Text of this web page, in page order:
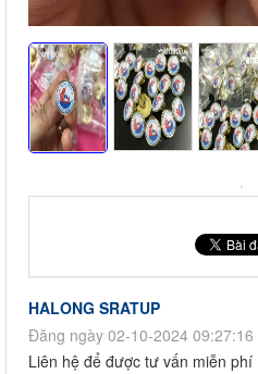
HALONG SRATUP
Đăng ngày 02-10-2024
Liên hệ để được tư vấn miễn phí